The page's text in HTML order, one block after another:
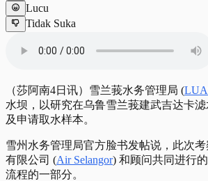
Lucu
Tidak Suka
（莎阿南4日讯） 雪兰莪水务管理局 (
水坝，以研究在乌鲁雪兰莪建武吉达卡
及申请取水样本。
雪州水务管理局官方脸书发帖说，此次
有限公司 (Air Selangor) 和顾问共同进行
流程的一部分。